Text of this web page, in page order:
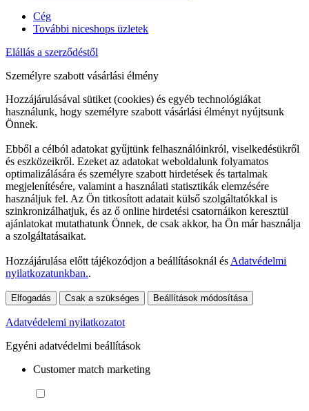
Cég
További niceshops üzletek
Elállás a szerződéstől
Személyre szabott vásárlási élmény
Hozzájárulásával sütiket (cookies) és egyéb technológiákat
használunk, hogy személyre szabott vásárlási élményt nyújtsunk
Önnek.
Ebből a célból adatokat gyűjtünk felhasználóinkról, viselkedésükről
és eszközeikről. Ezeket az adatokat weboldalunk folyamatos
optimalizálására és személyre szabott hirdetések és tartalmak
megjelenítésére, valamint a használati statisztikák elemzésére
használjuk fel. Az Ön titkosított adatait külső szolgáltatókkal is
szinkronizálhatjuk, és az ő online hirdetési csatornáikon keresztül
ajánlatokat mutathatunk Önnek, de csak akkor, ha Ön már használja
a szolgáltatásaikat.
Hozzájárulása előtt tájékozódjon a beállításoknál és Adatvédelmi
nyilatkozatunkban..
Elfogadás Csak a szükséges Beállítások módosítása
Adatvédelemi nyilatkozatot
Egyéni adatvédelmi beállítások
Customer match marketing